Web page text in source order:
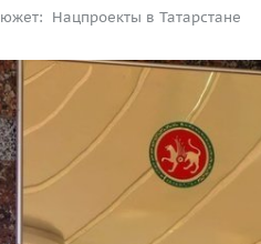
Нацпроекты в Татарстане